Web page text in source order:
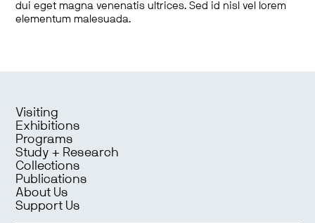
dui eget magna venenatis ultrices. Sed id nisl vel lorem
elementum malesuada.
Visiting
Exhibitions
Programs
Study + Research
Collections
Publications
About Us
Support Us